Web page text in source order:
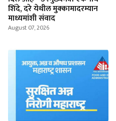
शिंदे, दरे येथील मुक्कामादरम्यान
माध्यमांशी संवाद
August 07, 2026